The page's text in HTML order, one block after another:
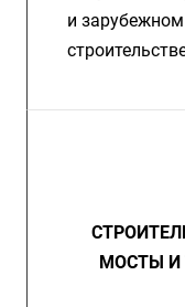
и
МОСТЫ И